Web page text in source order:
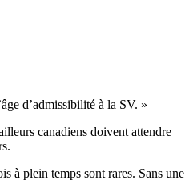
d’admissibilité à la SV. »
canadiens doivent attendre
à plein temps sont rares. Sans une